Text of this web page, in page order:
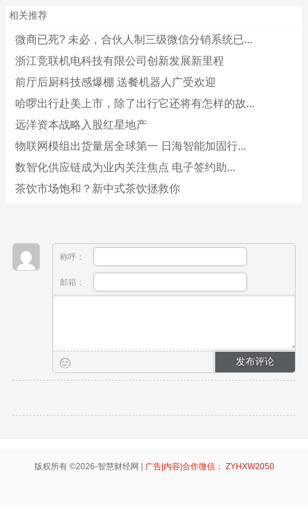
相关推荐
微商已死? 未必，合伙人制三级微信分销系统已...
浙江竞联机电科技有限公司创新发展新里程
前厅后厨科技感爆棚 送餐机器人广受欢迎
哈啰出行赴美上市，除了出行它还将有怎样的故...
远洋资本战略入股红星地产
物联网模组出货量居全球第一 日海智能加固行...
数智化供应链成为业内关注焦点 电子签约助...
茶饮市场饱和？新中式茶饮拯救你
称呼：
邮箱：
版权所有 ©2026-智慧财经网 | 广告|内容|合作微信： ZYHXW2050